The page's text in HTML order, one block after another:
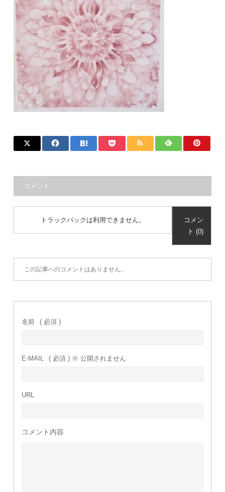
コメント
トラックバックは利用できません。
コメン
ト (0)
この記事へのコメントはありません。
名前 ( 必須 )
E-MAIL ( 必須 ) ※ 公開されません
URL
コメント内容